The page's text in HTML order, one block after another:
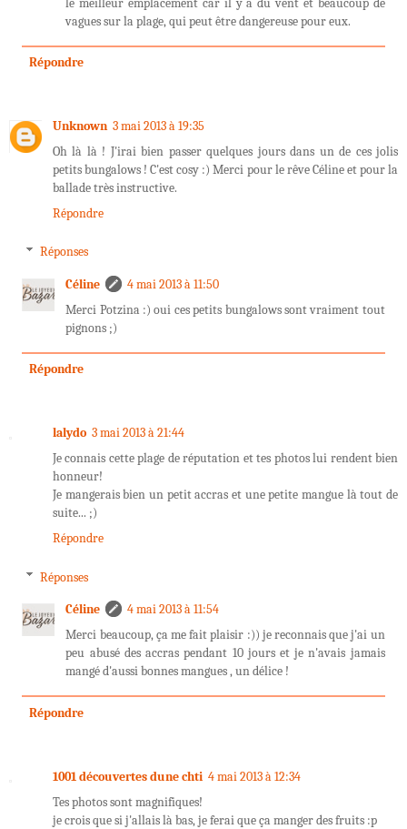
vagues sur la plage, qui peut être dangereuse pour eux.
Répondre
Unknown 3 mai 2013 à 19:35
Oh là là ! J'irai bien passer quelques jours dans un de ces jolis
petits bungalows ! C'est cosy :) Merci pour le rêve Céline et pour la
ballade très instructive.
Répondre
Réponses
Céline
4 mai 2013 à 11:50
Merci Potzina :) oui ces petits bungalows sont vraiment tout
pignons ;)
Répondre
lalydo 3 mai 2013 à 21:44
Je connais cette plage de réputation et tes photos lui rendent bien
honneur!
Je mangerais bien un petit accras et une petite mangue là tout de
suite... ;)
Répondre
Réponses
Céline
4 mai 2013 à 11:54
Merci beaucoup, ça me fait plaisir :)) je reconnais que j'ai un
peu abusé des accras pendant 10 jours et je n'avais jamais
mangé d'aussi bonnes mangues , un délice !
Répondre
1001 découvertes dune chti 4 mai 2013 à 12:34
Tes photos sont magnifiques!
je crois que si j'allais là bas, je ferai que ça manger des fruits :p